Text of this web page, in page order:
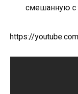
смешанную с
https://